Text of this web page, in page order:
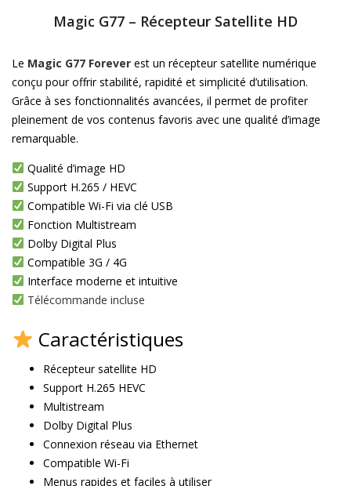
Magic G77 – Récepteur Satellite HD
Le Magic G77 Forever est un récepteur satellite numérique
conçu pour offrir stabilité, rapidité et simplicité d’utilisation.
Grâce à ses fonctionnalités avancées, il permet de profiter
pleinement de vos contenus favoris avec une qualité d’image
remarquable.
Qualité d’image HD
Support H.265 / HEVC
Compatible Wi-Fi via clé USB
Fonction Multistream
Dolby Digital Plus
Compatible 3G / 4G
Interface moderne et intuitive
Télécommande incluse
Caractéristiques
Récepteur satellite HD
Support H.265 HEVC
Multistream
Dolby Digital Plus
Connexion réseau via Ethernet
Compatible Wi-Fi
Menus rapides et faciles à utiliser